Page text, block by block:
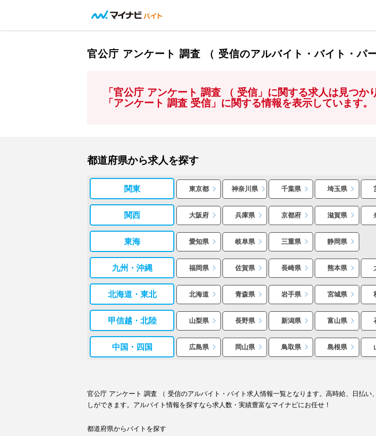
官公庁 アンケート 調査 （ 受信のアルバイト・バイト・パ
「官公庁 アンケート 調査 （ 受信」に関する求人は見つか
「アンケート 調査 受信」に関する情報を表示しています。
都道府県から求人を探す
関東 東京都 神奈川県 千葉県 埼玉県
関西 大阪府 兵庫県 京都府 滋賀県
東海 愛知県 岐阜県 三重県 静岡県
九州・沖縄 福岡県 佐賀県 長崎県 熊本県
北海道・東北 北海道 青森県 岩手県 宮城県
甲信越・北陸 山梨県 長野県 新潟県 富山県
中国・四国 広島県 岡山県 鳥取県 島根県
官公庁 アンケート 調査 （ 受信のアルバイト・バイト求人情報一覧となります。高時給、日払
しができます。アルバイト情報を探すなら求人数・実績豊富なマイナビにお任せ！
都道府県からバイトを探す